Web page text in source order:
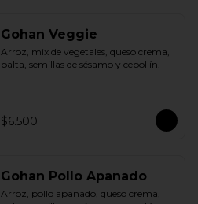
Gohan Veggie
Arroz, mix de vegetales, queso crema,
palta, semillas de sésamo y cebollín.
$6.500
Gohan Pollo Apanado
Arroz, pollo apanado, queso crema,